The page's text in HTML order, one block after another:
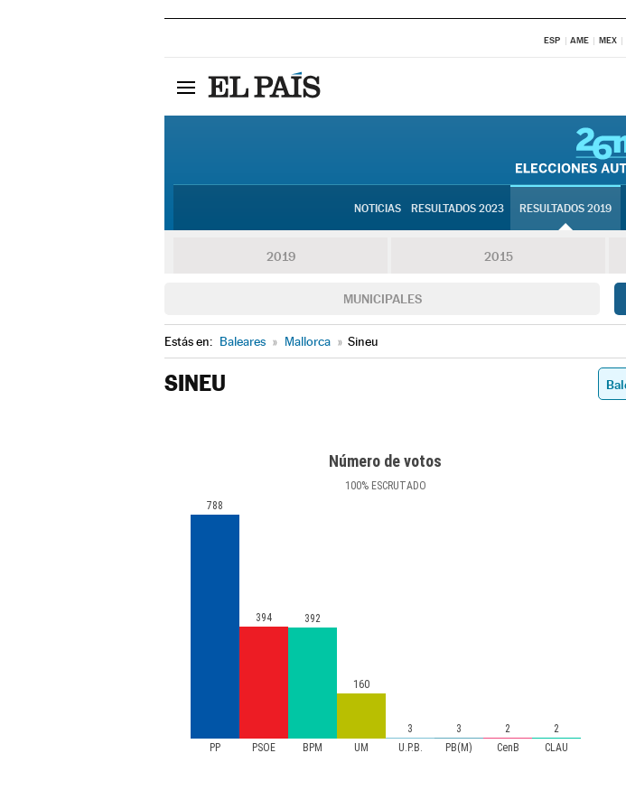
ESP AME MEX
NOTICIAS RESULTADOS 2023 RESULTADOS 2019
2019 2015
MUNICIPALES
Estás en: Baleares » Mallorca » Sineu
SINEU
Número de votos
100%ESCRUTADO
PP PSOE BPM UM U.P.B. PB(M) CenB CLAU
788
394 392
160
3 3 2 2